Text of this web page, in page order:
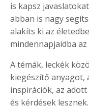
is kapsz
abban is nagy
alakíts ki az
mindennapjaidba
A témák, leckék
kiegészítő anyagot,
inspirációk, az
és kérdések